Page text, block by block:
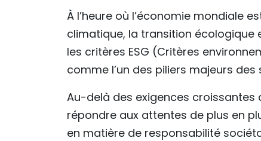
À l’heure où l’économie mondiale
climatique, la transition écologique
les critères ESG (Critères
comme l’un des piliers majeurs
Au-delà des exigences
répondre aux attentes de plus en
en matière de responsabilité